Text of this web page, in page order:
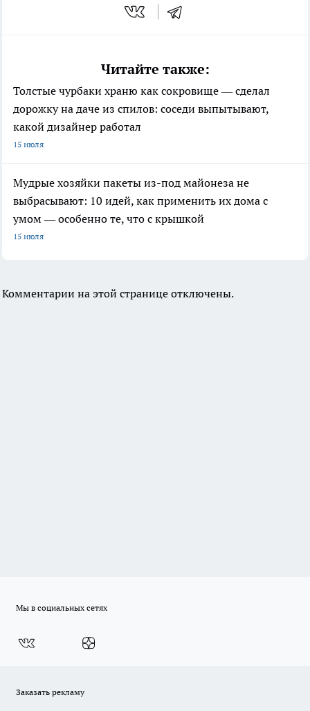
Читайте также:
Толстые чурбаки храню как сокровище — сделал
дорожку на даче из спилов: соседи выпытывают,
какой дизайнер работал
15 июля
Мудрые хозяйки пакеты из-под майонеза не
выбрасывают: 10 идей, как применить их дома с
умом — особенно те, что с крышкой
15 июля
Комментарии на этой странице отключены.
Мы в социальных сетях
Заказать рекламу